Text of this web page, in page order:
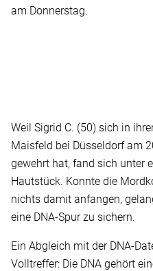
am Donnerstag.
Weil Sigrid C. (50) sich in
Maisfeld bei Düsseldorf am
gewehrt hat, fand sich unter
Hautstück. Konnte die
nichts damit anfangen,
eine DNA-Spur zu sichern.
Ein Abgleich mit der DNA-
Volltreffer: Die DNA gehört